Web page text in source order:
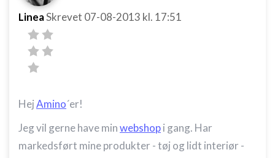
LineaSkrevet 07-08-2013 kl. 17:51
HejAmino´er!
Jeg vil gerne have minwebshopi gang. Har
markedsført mine produkter - tøj og lidt interiør -